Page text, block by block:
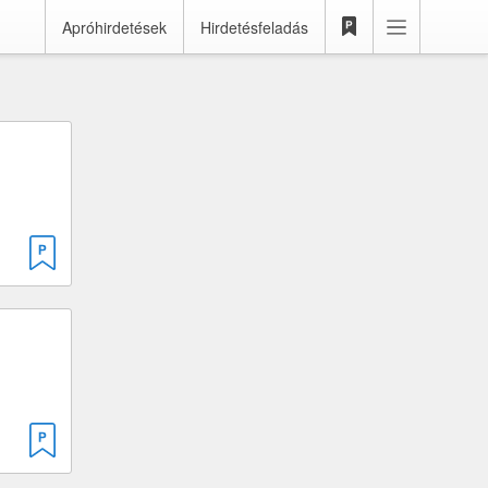
Apróhirdetések Hirdetésfeladás